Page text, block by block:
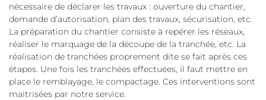
nécessaire de déclarer les travaux : ouverture du chantier,
demande d’autorisation, plan des travaux, sécurisation, etc.
La préparation du chantier consiste à repérer les réseaux,
réaliser le marquage de la découpe de la tranchée, etc. La
réalisation de tranchées proprement dite se fait après ces
étapes. Une fois les tranchées effectuées, il faut mettre en
place le remblayage, le compactage. Ces interventions sont
maitrisées par notre service.